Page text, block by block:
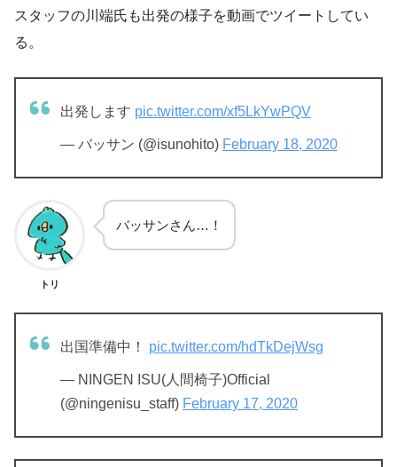
スタッフの川端氏も出発の様子を動画でツイートしてい
る。
出発します pic.twitter.com/xf5LkYwPQV
— バッサン (@isunohito) February 18, 2020
トリ
バッサンさん…！
出国準備中！ pic.twitter.com/hdTkDejWsg
— NINGEN ISU(人間椅子)Official
(@ningenisu_staff) February 17, 2020